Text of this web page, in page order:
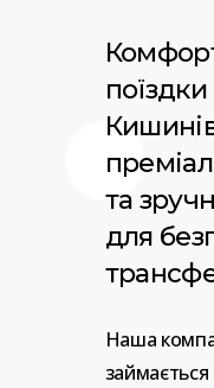
та
для
Наша
займається